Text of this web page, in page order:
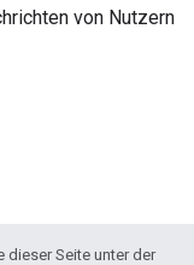
von Nutzern
dieser Seite unter der